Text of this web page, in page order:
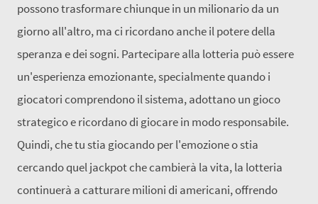
possono trasformare chiunque in un milionario da un
giorno all'altro, ma ci ricordano anche il potere della
speranza e dei sogni. Partecipare alla lotteria può essere
un'esperienza emozionante, specialmente quando i
giocatori comprendono il sistema, adottano un gioco
strategico e ricordano di giocare in modo responsabile.
Quindi, che tu stia giocando per l'emozione o stia
cercando quel jackpot che cambierà la vita, la lotteria
continuerà a catturare milioni di americani, offrendo